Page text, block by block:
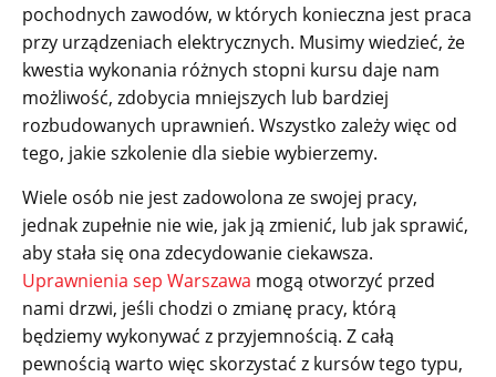
pochodnych zawodów, w których konieczna jest praca
przy urządzeniach elektrycznych. Musimy wiedzieć, że
kwestia wykonania różnych stopni kursu daje nam
możliwość, zdobycia mniejszych lub bardziej
rozbudowanych uprawnień. Wszystko zależy więc od
tego, jakie szkolenie dla siebie wybierzemy.
Wiele osób nie jest zadowolona ze swojej pracy,
jednak zupełnie nie wie, jak ją zmienić, lub jak sprawić,
aby stała się ona zdecydowanie ciekawsza.
Uprawnienia sep Warszawa mogą otworzyć przed
nami drzwi, jeśli chodzi o zmianę pracy, którą
będziemy wykonywać z przyjemnością. Z całą
pewnością warto więc skorzystać z kursów tego typu,